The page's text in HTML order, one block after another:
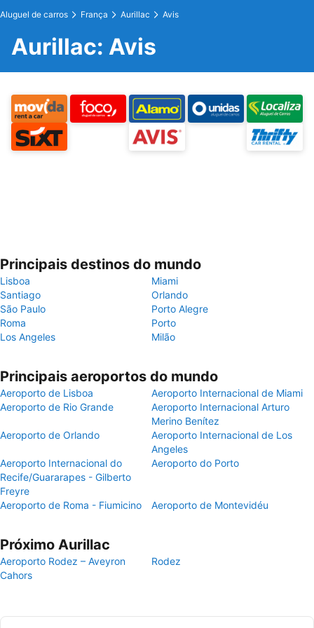
Aluguel de carros França Aurillac Avis
Aurillac: Avis
Principais destinos do mundo
Lisboa
Miami
Santiago
Orlando
São Paulo
Porto Alegre
Roma
Porto
Los Angeles
Milão
Principais aeroportos do mundo
Aeroporto de Lisboa
Aeroporto Internacional de Miami
Aeroporto de Rio Grande
Aeroporto Internacional Arturo
Merino Benítez
Aeroporto de Orlando
Aeroporto Internacional de Los
Angeles
Aeroporto Internacional do
Recife/Guararapes - Gilberto
Freyre
Aeroporto do Porto
Aeroporto de Roma - Fiumicino Aeroporto de Montevidéu
Próximo Aurillac
Aeroporto Rodez – Aveyron
Rodez
Cahors